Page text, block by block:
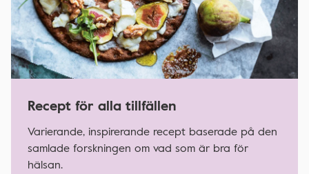
Recept för alla tillfällen
Varierande, inspirerande recept baserade på den
samlade forskningen om vad som är bra för
hälsan.